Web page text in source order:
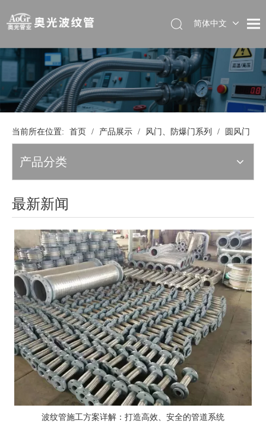
简体中文
当前所在位置: 首页 / 产品展示 / 风门、防爆门系列 / 圆风门
产品分类
最新新闻
波纹管施工方案详解：打造高效、安全的管道系统